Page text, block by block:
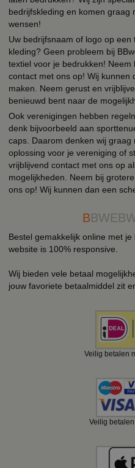
bedrijfskleding en komen graag
wensen!
Uw bedrijfsnaam of logo op
kleding? Geen probleem bij
textiel voor je bedrukken!
contact met ons op! Wij kunnen
maken. Neem gerust en
benieuwd bent naar de
Ook verenigingen hebben
denk bijvoorbeeld aan
caps. Daarom denken wij
oplossing voor je vereniging of
vrijblijvend contact met ons op
mogelijkheden. Neem bij
ons op! Wij kunnen dan een
B
Bestel gemakkelijk online met
website is 100% responsive.
Wij bieden vele betaal
jouw favoriete betaalmiddel zit
Veilig betalen
Veilig